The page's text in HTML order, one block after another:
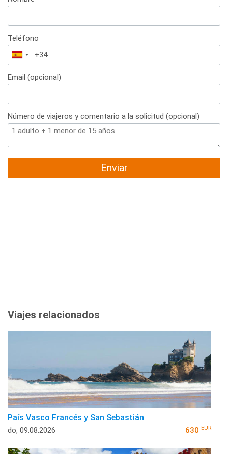
Teléfono
España
+34
Email (opcional)
Número de viajeros y comentario a la solicitud (opcional)
Enviar
Viajes relacionados
País Vasco Francés y San Sebastián
do, 09.08.2026 630 EUR